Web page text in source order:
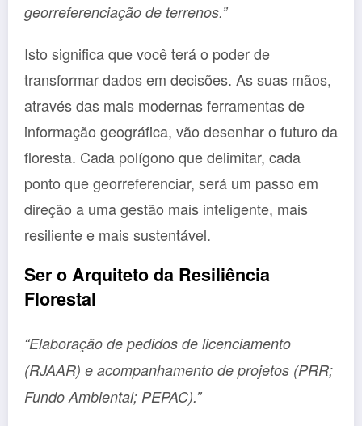
georreferenciação de terrenos.”
Isto significa que você terá o poder de
transformar dados em decisões. As suas mãos,
através das mais modernas ferramentas de
informação geográfica, vão desenhar o futuro da
floresta. Cada polígono que delimitar, cada
ponto que georreferenciar, será um passo em
direção a uma gestão mais inteligente, mais
resiliente e mais sustentável.
Ser o Arquiteto da Resiliência
Florestal
“Elaboração de pedidos de licenciamento
(RJAAR) e acompanhamento de projetos (PRR;
Fundo Ambiental; PEPAC).”